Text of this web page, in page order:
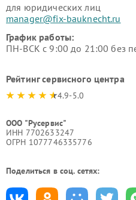
для юридических лиц
manager@fix-bauknecht.ru
График работы:
ПН-ВСК с 9:00 до 21:00 без
Рейтинг сервисного центра
4.9-5.0
ООО "Русервис"
ИНН 7702633247
ОГРН 1077746335776
Поделиться в соц. сетях: